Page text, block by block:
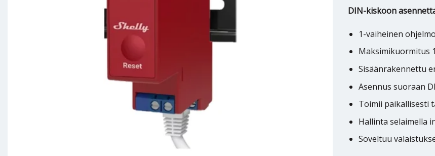
DIN-kiskoon
1-vaiheinen
Maksimikuormitus
Sisäänrakennettu
Asennus suoraan
Toimii paikallisesti
Hallinta selaimella
Soveltuu